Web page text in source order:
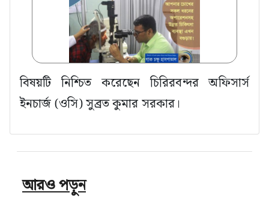
বিষয়টি নিশ্চিত করেছেন চিরিরবন্দর অফিসার্স
ইনচার্জ (ওসি) সুব্রত কুমার সরকার।
আরও পড়ুন